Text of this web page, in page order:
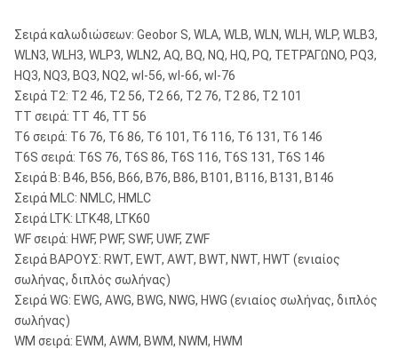
Σειρά καλωδιώσεων: Geobor S, WLA, WLB, WLN, WLH, WLP, WLB3,
WLN3, WLH3, WLP3, WLN2, AQ, BQ, NQ, HQ, PQ, ΤΕΤΡΆΓΩΝΟ, PQ3,
HQ3, NQ3, BQ3, NQ2, wl-56, wl-66, wl-76
Σειρά T2: T2 46, T2 56, T2 66, T2 76, T2 86, T2 101
TT σειρά: TT 46, TT 56
T6 σειρά: T6 76, T6 86, T6 101, T6 116, T6 131, T6 146
T6S σειρά: T6S 76, T6S 86, T6S 116, T6S 131, T6S 146
Σειρά Β: B46, B56, B66, B76, B86, B101, B116, B131, B146
Σειρά MLC: NMLC, HMLC
Σειρά LTK: LTK48, LTK60
WF σειρά: HWF, PWF, SWF, UWF, ZWF
Σειρά ΒΑΡΟΥΣ: RWT, EWT, AWT, BWT, NWT, HWT (ενιαίος
σωλήνας, διπλός σωλήνας)
Σειρά WG: EWG, AWG, BWG, NWG, HWG (ενιαίος σωλήνας, διπλός
σωλήνας)
WM σειρά: EWM, AWM, BWM, NWM, HWM